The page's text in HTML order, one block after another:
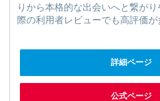
りから本格的な出会いへと繋が
際の利用者レビューでも高評価が
詳細ページ
公式ページ